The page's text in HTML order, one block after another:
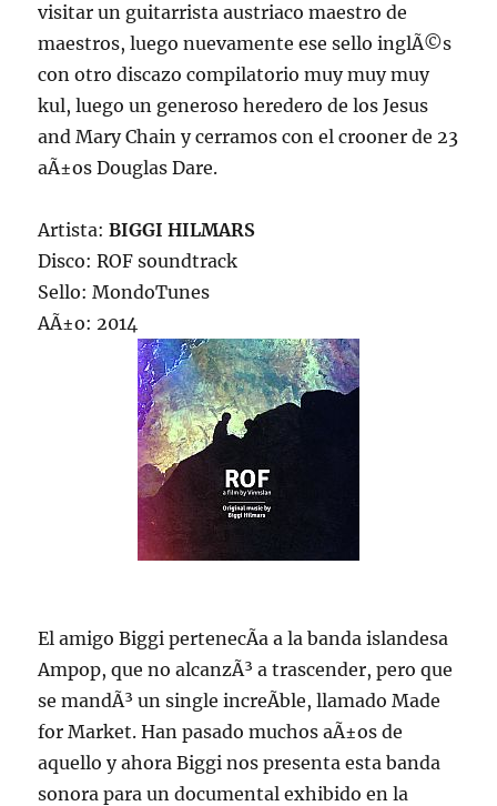
visitar un guitarrista austriaco maestro de
maestros, luego nuevamente ese sello inglÃ©s
con otro discazo compilatorio muy muy muy
kul, luego un generoso heredero de los Jesus
and Mary Chain y cerramos con el crooner de 23
aÃ±os Douglas Dare.
Artista:BIGGI HILMARS
Disco: ROF soundtrack
Sello: MondoTunes
AÃ±o: 2014
El amigo Biggi pertenecÃ­a a la banda islandesa
Ampop, que no alcanzÃ³ a trascender, pero que
se mandÃ³ un single increÃ­ble, llamado Made
for Market. Han pasado muchos aÃ±os de
aquello y ahora Biggi nos presenta esta banda
sonora para un documental exhibido en la